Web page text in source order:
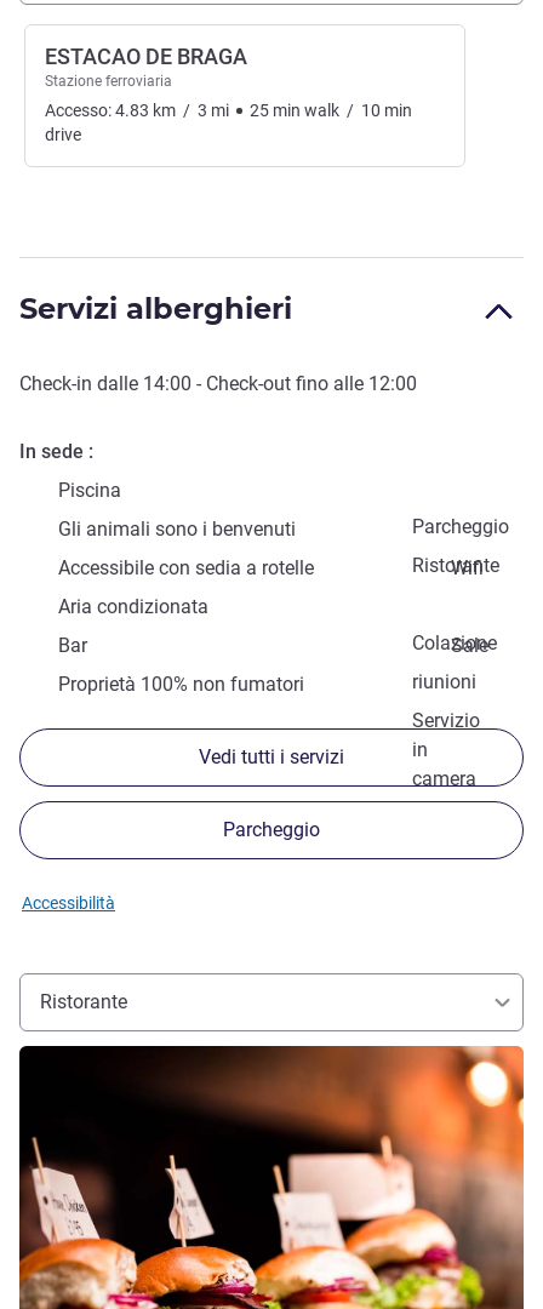
ESTACAO DE BRAGA
Stazione ferroviaria
Accesso:4.83 km / 3 mi 25 min walk / 10 min
drive
Servizi alberghieri
Check-in dalle 14:00 - Check-out fino alle 12:00
In sede
Piscina
Parcheggio
Gli animali sono i benvenuti
Ristorante
Accessibile con sedia a rotelle
Wifi
Aria condizionata
Colazione
Bar
Sale
riunioni
Proprietà 100% non fumatori
Servizio
in
camera
Vedi tutti i servizi
Parcheggio
Accessibilità
Ristorante
Visualizza dettagli